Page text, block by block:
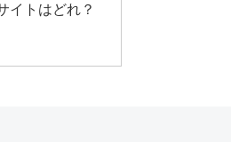
イトはどれ？